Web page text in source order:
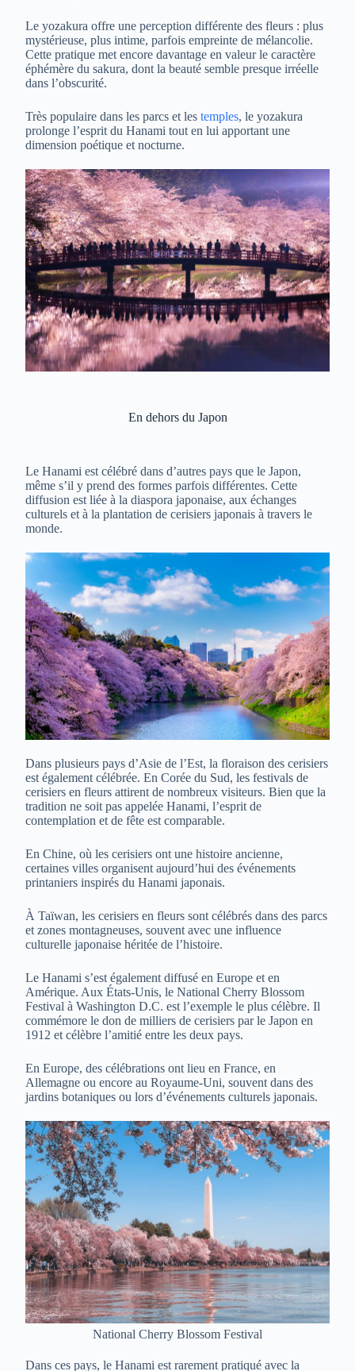
Le yozakura offre une perception différente des fleurs : plus
mystérieuse, plus intime, parfois empreinte de mélancolie.
Cette pratique met encore davantage en valeur le caractère
éphémère du sakura, dont la beauté semble presque irréelle
dans l’obscurité.
Très populaire dans les parcs et lestemples, le yozakura
prolonge l’esprit du Hanami tout en lui apportant une
dimension poétique et nocturne.
En dehors du Japon
Le Hanami est célébré dans d’autres pays que le Japon,
même s’il y prend des formes parfois différentes. Cette
diffusion est liée à la diaspora japonaise, aux échanges
culturels et à la plantation de cerisiers japonais à travers le
monde.
Dans plusieurs pays d’Asie de l’Est, la floraison des cerisiers
est également célébrée. En Corée du Sud, les festivals de
cerisiers en fleurs attirent de nombreux visiteurs. Bien que la
tradition ne soit pas appelée Hanami, l’esprit de
contemplation et de fête est comparable.
En Chine, où les cerisiers ont une histoire ancienne,
certaines villes organisent aujourd’hui des événements
printaniers inspirés du Hanami japonais.
À Taïwan, les cerisiers en fleurs sont célébrés dans des parcs
et zones montagneuses, souvent avec une influence
culturelle japonaise héritée de l’histoire.
Le Hanami s’est également diffusé en Europe et en
Amérique. Aux États-Unis, le National Cherry Blossom
Festival à Washington D.C. est l’exemple le plus célèbre. Il
commémore le don de milliers de cerisiers par le Japon en
1912 et célèbre l’amitié entre les deux pays.
En Europe, des célébrations ont lieu en France, en
Allemagne ou encore au Royaume-Uni, souvent dans des
jardins botaniques ou lors d’événements culturels japonais.
National Cherry Blossom Festival
Dans ces pays, le Hanami est rarement pratiqué avec la